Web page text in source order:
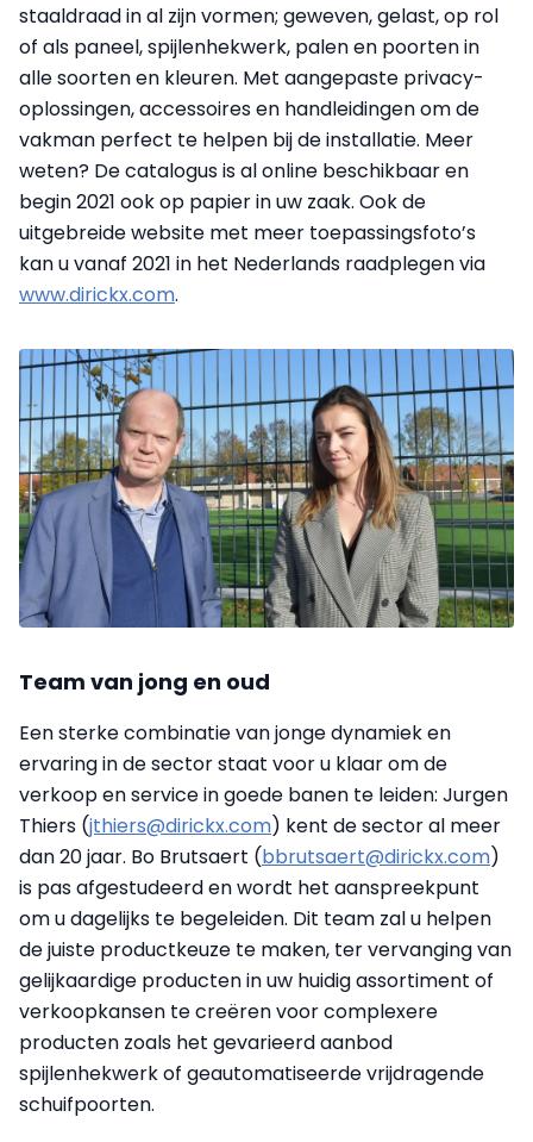
staaldraad in al zijn vormen; geweven, gelast, op rol
of als paneel, spijlenhekwerk, palen en poorten in
alle soorten en kleuren. Met aangepaste privacy-
oplossingen, accessoires en handleidingen om de
vakman perfect te helpen bij de installatie. Meer
weten? De catalogus is al online beschikbaar en
begin 2021 ook op papier in uw zaak. Ook de
uitgebreide website met meer toepassingsfoto’s
kan u vanaf 2021 in het Nederlands raadplegen via
www.dirickx.com.
Team van jong en oud
Een sterke combinatie van jonge dynamiek en
ervaring in de sector staat voor u klaar om de
verkoop en service in goede banen te leiden: Jurgen
Thiers (jthiers@dirickx.com) kent de sector al meer
dan 20 jaar. Bo Brutsaert (bbrutsaert@dirickx.com)
is pas afgestudeerd en wordt het aanspreekpunt
om u dagelijks te begeleiden. Dit team zal u helpen
de juiste productkeuze te maken, ter vervanging van
gelijkaardige producten in uw huidig assortiment of
verkoopkansen te creëren voor complexere
producten zoals het gevarieerd aanbod
spijlenhekwerk of geautomatiseerde vrijdragende
schuifpoorten.